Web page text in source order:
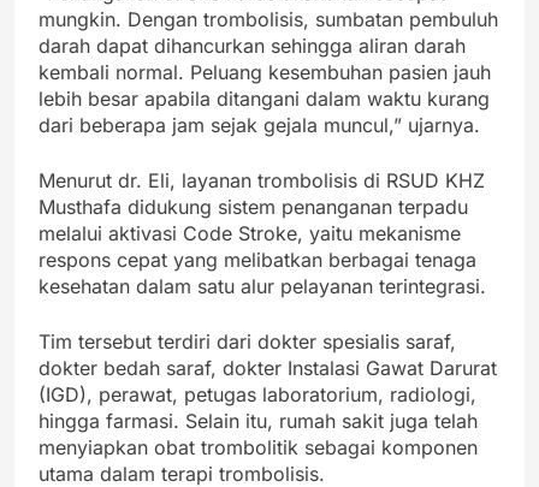
mungkin. Dengan trombolisis, sumbatan pembuluh
darah dapat dihancurkan sehingga aliran darah
kembali normal. Peluang kesembuhan pasien jauh
lebih besar apabila ditangani dalam waktu kurang
dari beberapa jam sejak gejala muncul,” ujarnya.
Menurut dr. Eli, layanan trombolisis di RSUD KHZ
Musthafa didukung sistem penanganan terpadu
melalui aktivasi Code Stroke, yaitu mekanisme
respons cepat yang melibatkan berbagai tenaga
kesehatan dalam satu alur pelayanan terintegrasi.
Tim tersebut terdiri dari dokter spesialis saraf,
dokter bedah saraf, dokter Instalasi Gawat Darurat
(IGD), perawat, petugas laboratorium, radiologi,
hingga farmasi. Selain itu, rumah sakit juga telah
menyiapkan obat trombolitik sebagai komponen
utama dalam terapi trombolisis.